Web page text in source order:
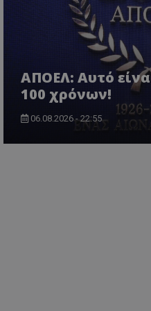
ΑΠΟΕΛ: Αυτό
100 χρόνων!
06.08.2026 - 22:55